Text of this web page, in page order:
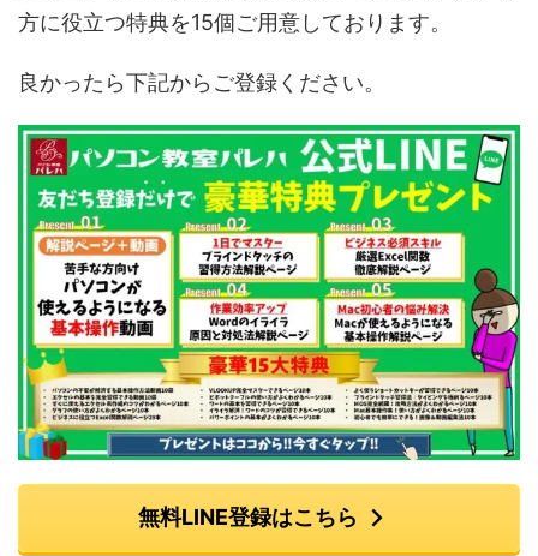
方に役立つ特典を15個ご用意しております。
良かったら下記からご登録ください。
無料LINE登録はこちら